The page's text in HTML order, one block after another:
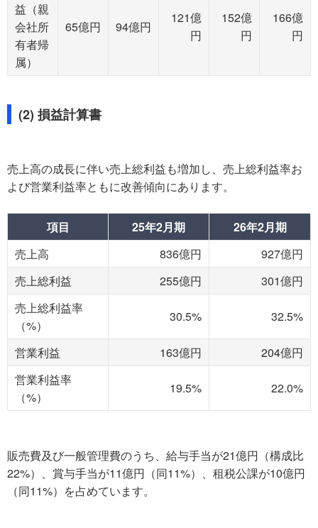
益（親
会社所
有者帰
属）
65億円 94億円
121億
円
152億
円
166億
円
(2) 損益計算書
売上高の成長に伴い売上総利益も増加し、売上総利益率お
よび営業利益率ともに改善傾向にあります。
項目 25年2月期
26年2月期
売上高
836億円
927億円
売上総利益
255億円
301億円
売上総利益率
（%）
30.5% 32.5%
営業利益 163億円
204億円
営業利益率
（%）
19.5% 22.0%
販売費及び一般管理費のうち、給与手当が21億円（構成比
22%）、賞与手当が11億円（同11%）、租税公課が10億円
（同11%）を占めています。